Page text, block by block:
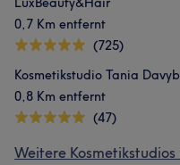
0,7 Km entfernt
(725)
Kosmetikstudio Tania
0,8 Km entfernt
(47)
Weitere